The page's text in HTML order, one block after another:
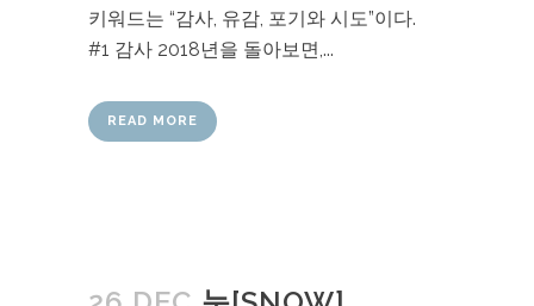
키워드는 “감사, 유감, 포기와 시도”이다.
#1 감사 2018년을 돌아보면,...
READ MORE